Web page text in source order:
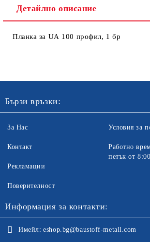
Детайлно описание
Планка за UА 100 профил, 1 бр
Бързи връзки:
За Нас
Контакт
Рекламации
Поверителност
Условия за
Работно
петък от
Информация за контакти:
Имейл: eshop.bg@baustoff-metall.com